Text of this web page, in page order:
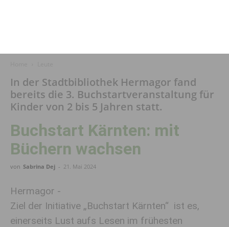
In der Stadtbibliothek Hermagor fand
bereits die 3. Buchstartveranstaltung für
Kinder von 2 bis 5 Jahren statt.
Buchstart Kärnten: mit
Büchern wachsen
von Sabrina Dej - 21. Mai 2024
Hermagor -
Ziel der Initiative „Buchstart Kärnten“ ist es,
einerseits Lust aufs Lesen im frühesten